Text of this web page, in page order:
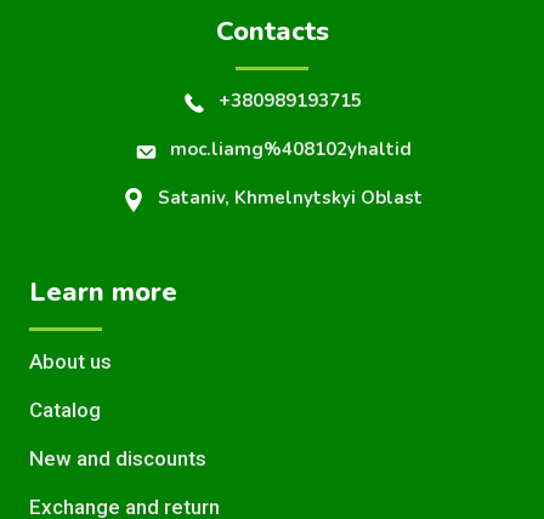
Contacts
+380989193715
moc.liamg%408102yhaltid
Sataniv, Khmelnytskyi Oblast
Learn more
About us
Catalog
New and discounts
Exchange and return